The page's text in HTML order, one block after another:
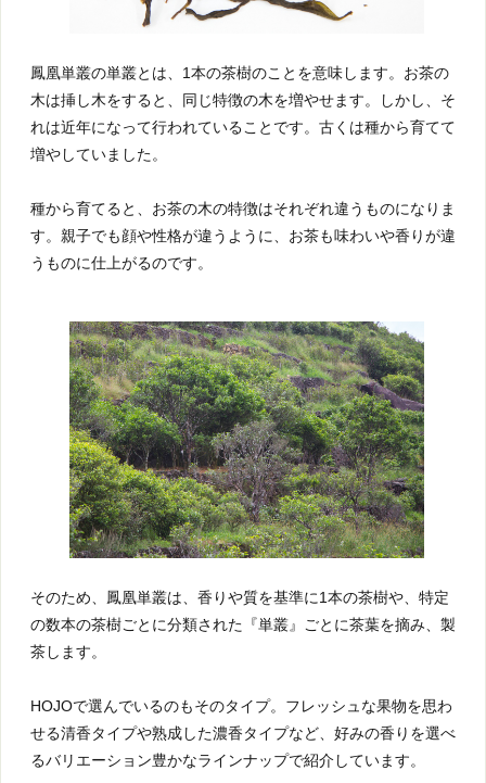
鳳凰単叢の単叢とは、1本の茶樹のことを意味します。お茶の
木は挿し木をすると、同じ特徴の木を増やせます。しかし、そ
れは近年になって行われていることです。古くは種から育てて
増やしていました。
種から育てると、お茶の木の特徴はそれぞれ違うものになりま
す。親子でも顔や性格が違うように、お茶も味わいや香りが違
うものに仕上がるのです。
そのため、鳳凰単叢は、香りや質を基準に1本の茶樹や、特定
の数本の茶樹ごとに分類された『単叢』ごとに茶葉を摘み、製
茶します。
HOJOで選んでいるのもそのタイプ。フレッシュな果物を思わ
せる清香タイプや熟成した濃香タイプなど、好みの香りを選べ
るバリエーション豊かなラインナップで紹介しています。